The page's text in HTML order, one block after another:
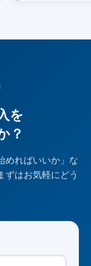
を
？
めればいいか」な
ずはお気軽にどう